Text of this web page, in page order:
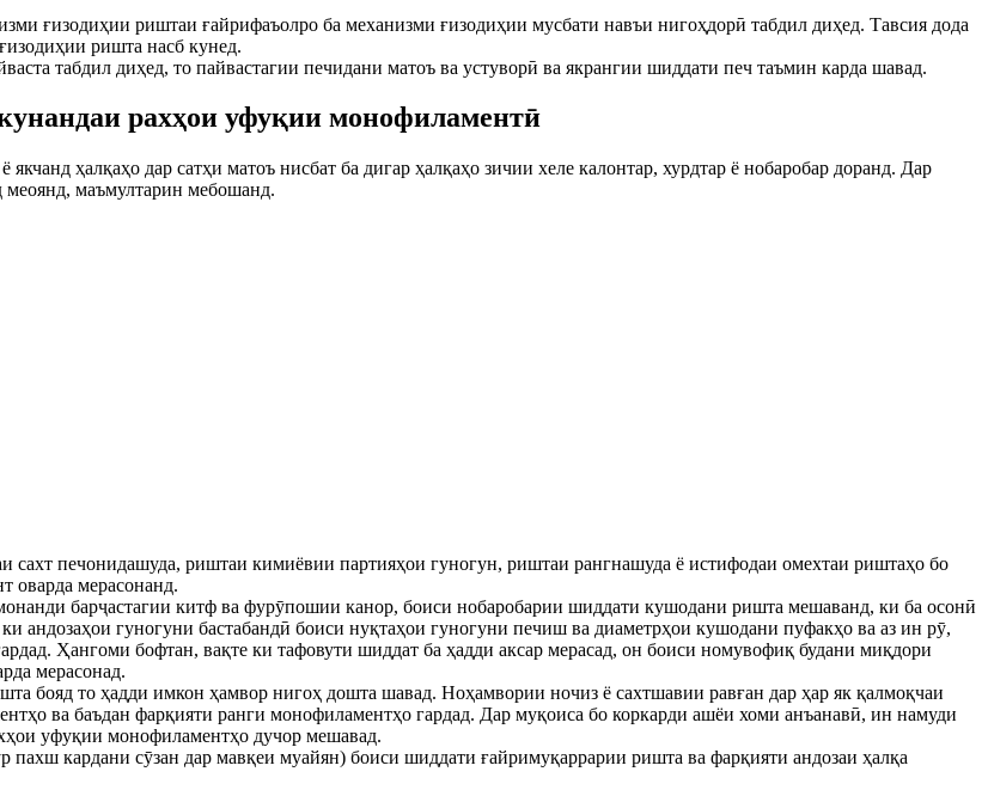
ғизодиҳии риштаи ғайрифаъолро ба механизми ғизодиҳии мусбати навъи нигоҳдорӣ табдил диҳед. Тавсия дода
ришта насб кунед.
табдил диҳед, то пайвастагии печидани матоъ ва устуворӣ ва якрангии шиддати печ таъмин карда шавад.
рахҳои уфуқии монофиламентӣ
ҳалқаҳо дар сатҳи матоъ нисбат ба дигар ҳалқаҳо зичии хеле калонтар, хурдтар ё нобаробар доранд. Дар
меоянд, маъмултарин мебошанд.
печонидашуда, риштаи кимиёвии партияҳои гуногун, риштаи рангнашуда ё истифодаи омехтаи риштаҳо бо
оварда мерасонанд.
барҷастагии китф ва фурӯпошии канор, боиси нобаробарии шиддати кушодани ришта мешаванд, ки ба осонӣ
андозаҳои гуногуни бастабандӣ боиси нуқтаҳои гуногуни печиш ва диаметрҳои кушодани пуфакҳо ва аз ин рӯ,
Ҳангоми бофтан, вақте ки тафовути шиддат ба ҳадди аксар мерасад, он боиси номувофиқ будани миқдори
мерасонад.
бояд то ҳадди имкон ҳамвор нигоҳ дошта шавад. Ноҳамвории ночиз ё сахтшавии равған дар ҳар як қалмоқчаи
ва баъдан фарқияти ранги монофиламентҳо гардад. Дар муқоиса бо коркарди ашёи хоми анъанавӣ, ин намуди
уфуқии монофиламентҳо дучор мешавад.
пахш кардани сӯзан дар мавқеи муайян) боиси шиддати ғайримуқаррарии ришта ва фарқияти андозаи ҳалқа